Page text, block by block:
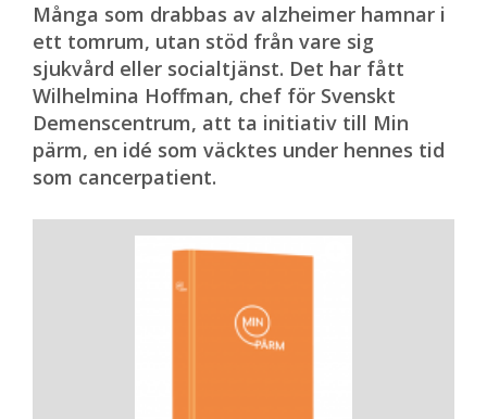
Många som drabbas av alzheimer hamnar i
ett tomrum, utan stöd från vare sig
sjukvård eller socialtjänst. Det har fått
Wilhelmina Hoffman, chef för Svenskt
Demenscentrum, att ta initiativ till Min
pärm, en idé som väcktes under hennes tid
som cancerpatient.